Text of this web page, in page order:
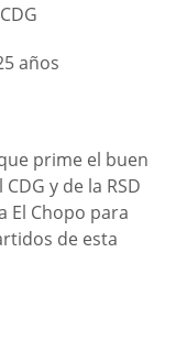
años
prime el buen
y de la RSD
El Chopo para
de esta